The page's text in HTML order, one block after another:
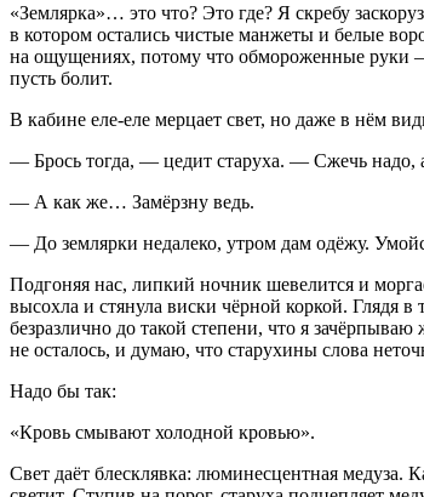
«Землярка»… это что? Это где? Я скребу
в котором остались чистые манжеты и белые
на ощущениях, потому что обмороженные руки
пусть болит.
В кабине еле-еле мерцает свет, но даже в нём
— Брось тогда, — цедит старуха. — Сжечь надо, а
— А как же… Замёрзну ведь.
— До землярки недалеко, утром дам одёжу.
Подгоняя нас, липкий ночник шевелится и
высохла и стянула виски чёрной коркой. Глядя
безразлично до такой степени, что я
не осталось, и думаю, что старухины слова
Надо бы так:
«Кровь смывают холодной кровью».
Свет даёт блесклявка: люминесцентная медуза.